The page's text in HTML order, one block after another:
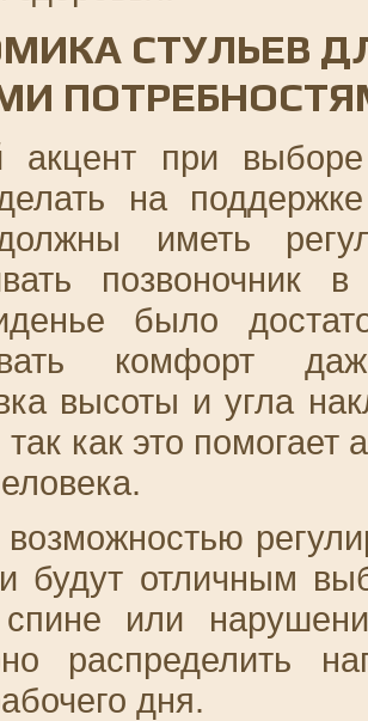
СТУЛЬЕВ
акцент при
на
иметь
позвоночник
было
комфорт
высоты и угла
как это помогает
будут отличным
или
распределить
дня.